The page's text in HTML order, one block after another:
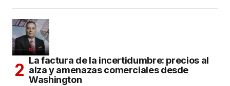
La factura de la incertidumbre: precios al
alza y amenazas comerciales desde
Washington